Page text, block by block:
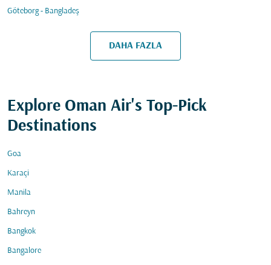
Göteborg - Bangladeş
DAHA FAZLA
Explore Oman Air's Top-Pick
Destinations
Goa
Karaçi
Manila
Bahreyn
Bangkok
Bangalore